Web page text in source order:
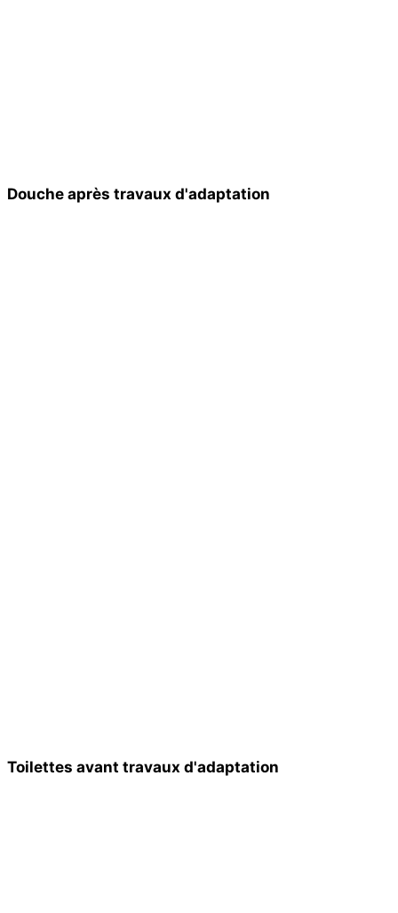
Douche après travaux d'adaptation
Toilettes avant travaux d'adaptation